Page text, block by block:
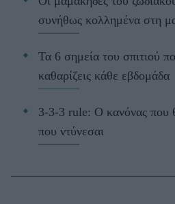
συνήθως κολλημένα στη
Τα 6 σημεία του σπιτιού
καθαρίζεις κάθε εβδομάδα
3-3-3 rule: Ο κανόνας που
που ντύνεσαι